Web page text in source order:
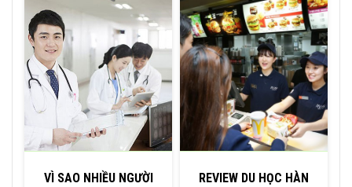
VÌ SAO NHIỀU NGƯỜI
REVIEW DU HỌC HÀN